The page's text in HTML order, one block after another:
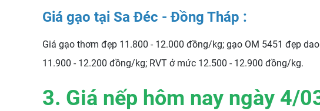
Giá gạo tại Sa Đéc - Đồng Tháp :
Giá gạo thơm đẹp 11.800 - 12.000 đồng/kg; gạo OM 5451 đẹp
11.900 - 12.200 đồng/kg; RVT ở mức 12.500 - 12.900 đồng/kg.
3. Giá nếp hôm nay ngày 4/